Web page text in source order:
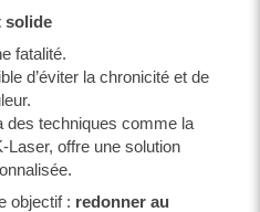
solide
fatalité.
d’éviter la chronicité et de
des techniques comme la
Laser, offre une solution
objectif : redonner au